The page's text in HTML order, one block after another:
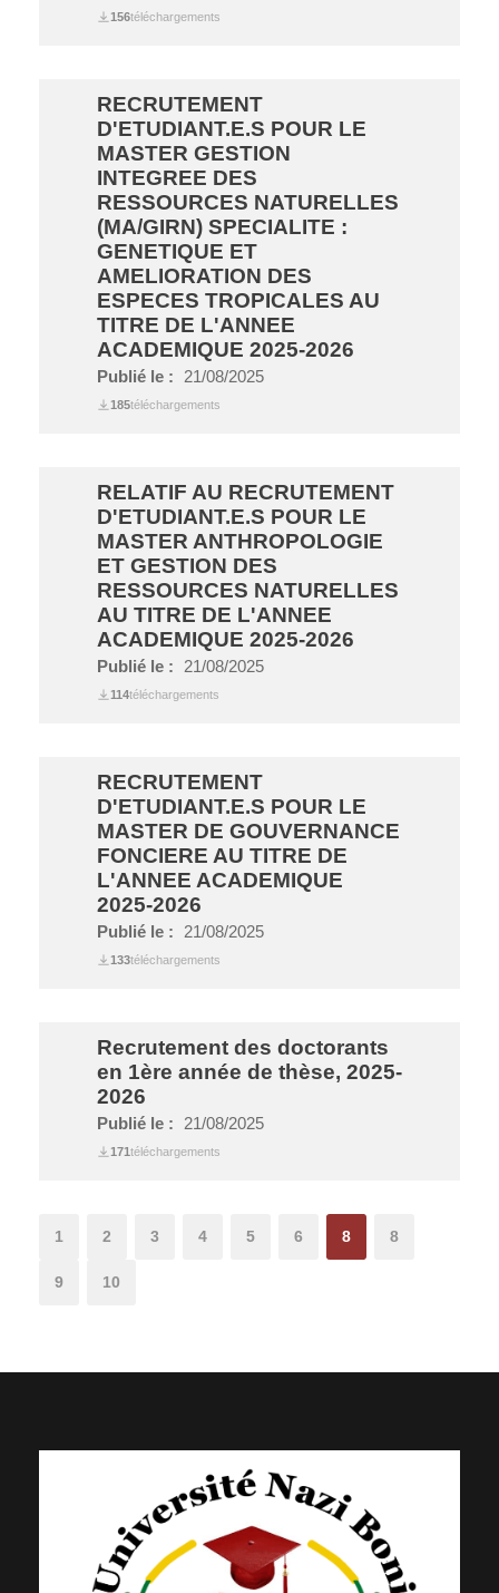
156téléchargements
RECRUTEMENT
D'ETUDIANT.E.S POUR LE
MASTER GESTION
INTEGREE DES
RESSOURCES NATURELLES
(MA/GIRN) SPECIALITE :
GENETIQUE ET
AMELIORATION DES
ESPECES TROPICALES AU
TITRE DE L'ANNEE
ACADEMIQUE 2025-2026
Publié le : 21/08/2025
185téléchargements
RELATIF AU RECRUTEMENT
D'ETUDIANT.E.S POUR LE
MASTER ANTHROPOLOGIE
ET GESTION DES
RESSOURCES NATURELLES
AU TITRE DE L'ANNEE
ACADEMIQUE 2025-2026
Publié le : 21/08/2025
114téléchargements
RECRUTEMENT
D'ETUDIANT.E.S POUR LE
MASTER DE GOUVERNANCE
FONCIERE AU TITRE DE
L'ANNEE ACADEMIQUE
2025-2026
Publié le : 21/08/2025
133téléchargements
Recrutement des doctorants
en 1ère année de thèse, 2025-
2026
Publié le : 21/08/2025
171téléchargements
1 2 3 4 5 6 8 8
9 10